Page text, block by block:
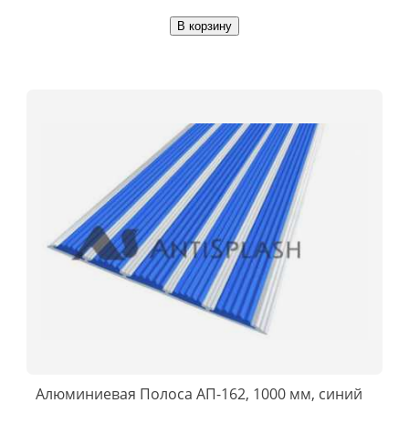
В корзину
Алюминиевая Полоса АП-162, 1000 мм, синий